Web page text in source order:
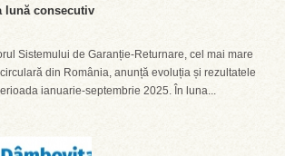
lună consecutiv
Sistemului de Garanție-Returnare, cel mai mare
din România, anunță evoluția și rezultatele
ianuarie-septembrie 2025. În luna...